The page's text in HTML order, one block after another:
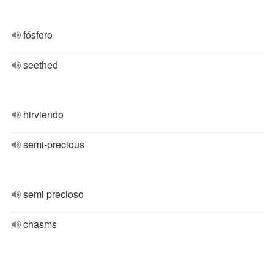
fósforo
seethed
hirviendo
semi-precious
semi precioso
chasms